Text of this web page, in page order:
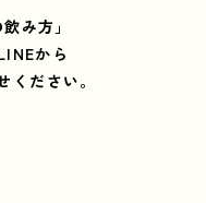
み方」
から
ださい。